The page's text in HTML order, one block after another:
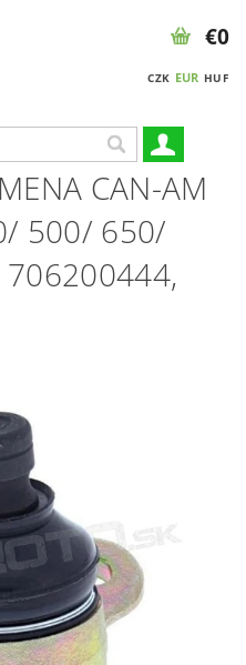
CZK EUR HUF
€0
CAN-AM
500/ 650/
706200444,